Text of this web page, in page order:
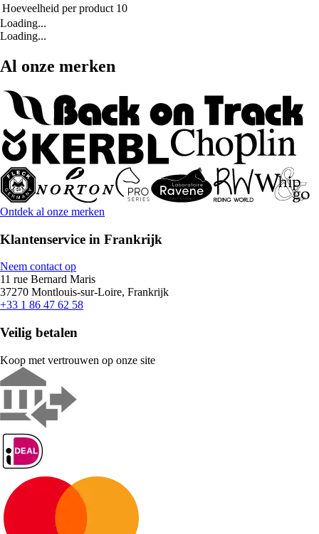
Hoeveelheid per product 10
Loading...
Loading...
Al onze merken
Ontdek al onze merken
Klantenservice in Frankrijk
Neem contact op
11 rue Bernard Maris
37270 Montlouis-sur-Loire, Frankrijk
+33 1 86 47 62 58
Veilig betalen
Koop met vertrouwen op onze site